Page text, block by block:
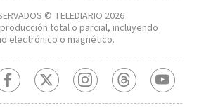
© TELEDIARIO 2026
total o parcial, incluyendo
electrónico o magnético.